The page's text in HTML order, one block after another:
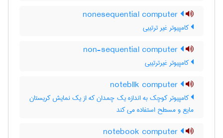
کامپیوتر غیر ترتیبی
کامپیوتر غیرترتیبی
کامپیوتر کوچک به اندازه یک چمدان که از یک نمایش کریستان
مایع و مسطح استفاده می کند